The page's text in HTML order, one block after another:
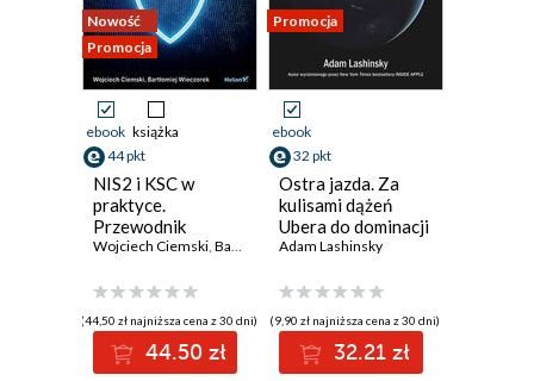
Nowość
Promocja
ebook książka
44 pkt
NIS2 i KSC w
praktyce.
Przewodnik
wdrożeniowy dla
Wojciech Ciemski, Bartłomiej Wieczorek
(44,50 zł najniższa cena z 30 dni)
44.50 zł
Promocja
ebook
32 pkt
Ostra jazda. Za
kulisami dążeń
Ubera do dominacji
na świecie
Adam Lashinsky
(9,90 zł najniższa cena z 30 dni)
32.21 zł